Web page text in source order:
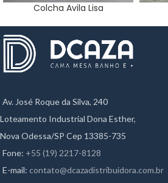
Colcha Avila Lisa
Av. José Roque da Silva, 240
Loteamento Industrial Dona Esther,
Nova Odessa/SP Cep 13385-735
Fone: +55 (19) 2217-8128
E-mail: contato@dcazadistribuidora.com.br